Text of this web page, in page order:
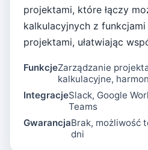
projektami, które łączy
kalkulacyjnych z
projektami, ułatwiając
FunkcjeZarządzanie
kalkulacyjne,
IntegracjeSlack, Google
Teams
GwarancjaBrak, możliwość
dni